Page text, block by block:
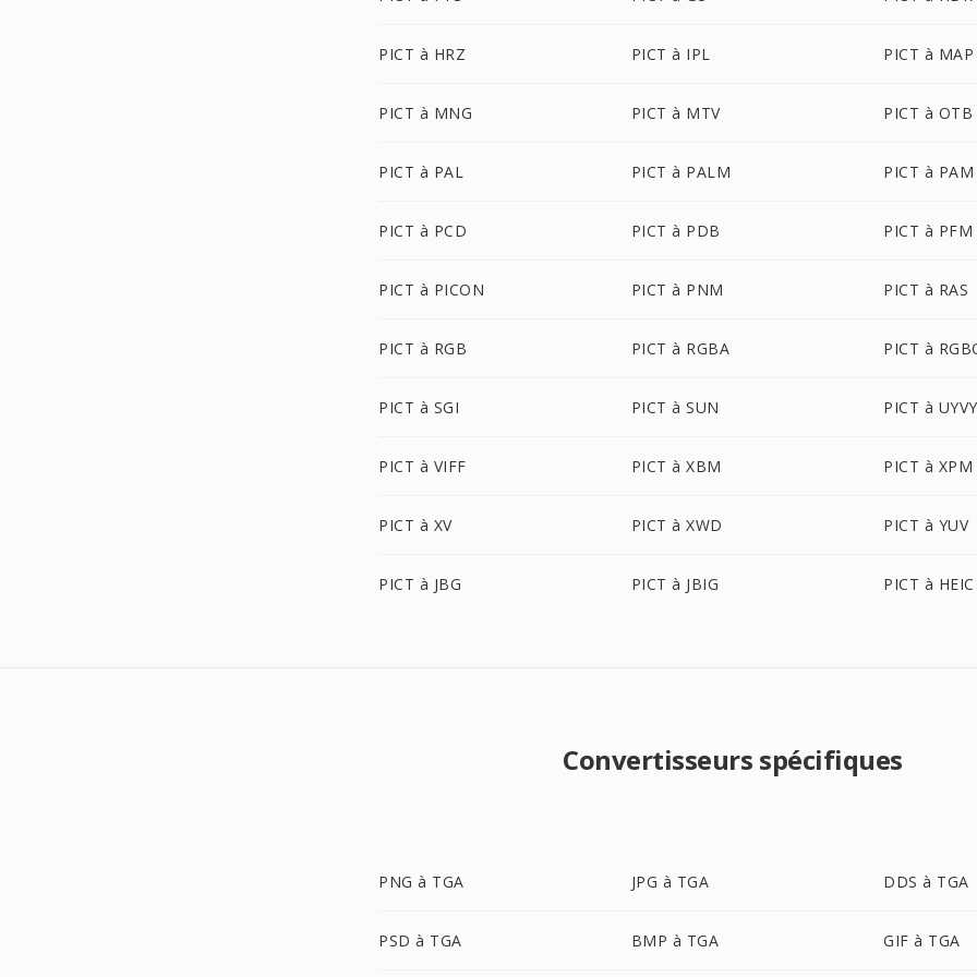
PICT à HRZ PICT à IPL PICT à MAP
PICT à MNG PICT à MTV PICT à OTB
PICT à PAL PICT à PALM PICT à PAM
PICT à PCD PICT à PDB PICT à PFM
PICT à PICON PICT à PNM PICT à RAS
PICT à RGB PICT à RGBA PICT à
PICT à SGI PICT à SUN PICT à UYVY
PICT à VIFF PICT à XBM PICT à XPM
PICT à XV PICT à XWD PICT à YUV
PICT à JBG PICT à JBIG PICT à HEIC
Convertisseurs spécifiques
PNG à TGA JPG à TGA DDS à TGA
PSD à TGA BMP à TGA GIF à TGA